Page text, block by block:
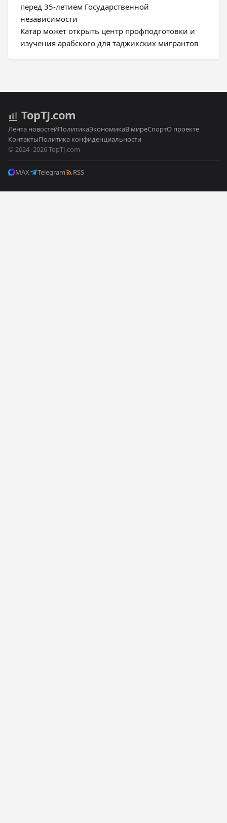
перед 35-летием Государственной
независимости
Катар может открыть центр профподготовки и
изучения арабского для таджикских мигрантов
TopTJ.com
Лента новостейПолитикаЭкономикаВ миреСпортО проекте
КонтактыПолитика конфиденциальности
© 2024–2026 TopTJ.com
MAX Telegram RSS